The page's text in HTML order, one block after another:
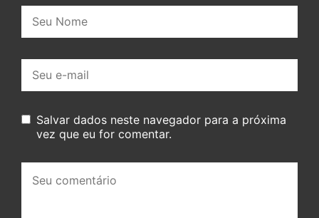
mail:
Salvar dados neste navegador para a próxima
vez que eu for comentar.
comentário: